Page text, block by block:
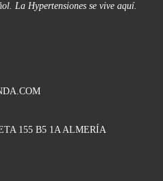
La Hypertensiones se vive aquí.
155 B5 1A ALMERÍA